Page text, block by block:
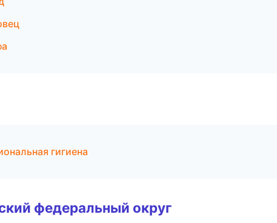
гигиена
федеральный округ